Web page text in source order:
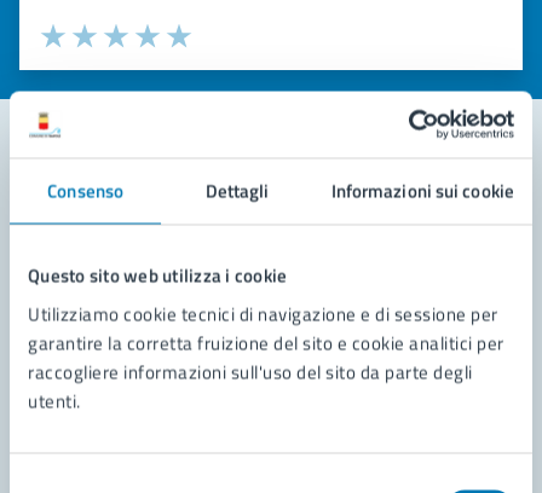
Consenso Dettagli Informazioni sui cookie
Questo sito web utilizza i cookie
Utilizziamo cookie tecnici di navigazione e di sessione per
garantire la corretta fruizione del sito e cookie analitici per
raccogliere informazioni sull'uso del sito da parte degli
utenti.
Valuta la chiarezza delle informazioni (da 1 a 5 stelle)
Seleziona il numero di stelle per valutare la chiarezza delle
Valuta 5 stelle su 5
Valuta 4 stelle su 5
Valuta 3 stelle su 5
Valuta 2 stelle su 5
Valuta 1 stelle su 5
Contatta il comune
Richiedi assistenza
Prenota appuntamento
Problemi in città